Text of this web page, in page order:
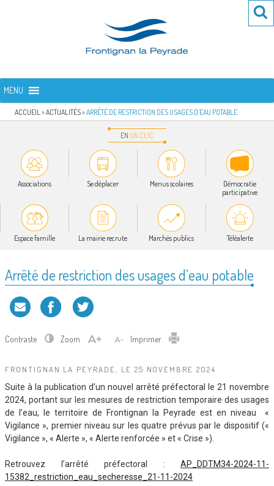
FRONTIGNAN LA PEYRADE
MENU
ACCUEIL »ACTUALITÉS»ARRÊTÉ DE RESTRICTION DES USAGES D’EAU POTABLE
EN UN CLIC
Associations Se déplacer Menus scolaires
Démocratie
participative
Espace famille La mairie recrute Marchés publics Téléalerte
Arrêté de restriction des usages d’eau potable
Contraste Zoom Imprimer
FRONTIGNAN LA PEYRADE, LE 25 NOVEMBRE 2024
Suite à la publication d’un nouvel arrêté préfectoral le 21 novembre
2024, portant sur les mesures de restriction temporaire des usages
de l’eau, le territoire de Frontignan la Peyrade est en niveau «
Vigilance », premier niveau sur les quatre prévus par le dispositif («
Vigilance », « Alerte », « Alerte renforcée » et « Crise »).
Retrouvez l’arrêté préfectoral : AP_DDTM34-2024-11-
15382_restriction_eau_secheresse_21-11-2024